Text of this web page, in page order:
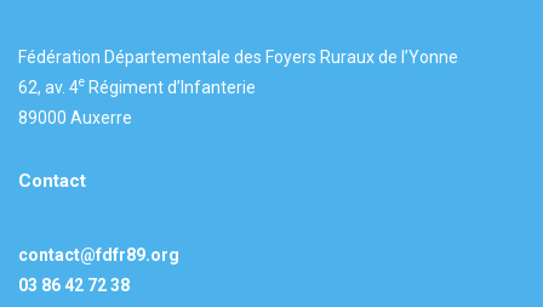
Fédération Départementale des Foyers Ruraux de l’Yonne
62, av. 4e Régiment d’Infanterie
89000 Auxerre
Contact
contact@fdfr89.org
03 86 42 72 38